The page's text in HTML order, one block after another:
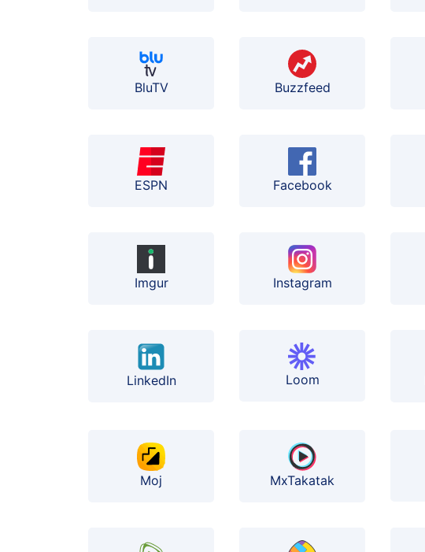
BluTV Buzzfeed
ESPN Facebook
Imgur Instagram
LinkedIn Loom
Moj MxTakatak